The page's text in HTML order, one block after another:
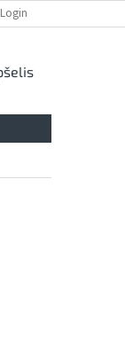
BLOG
Login